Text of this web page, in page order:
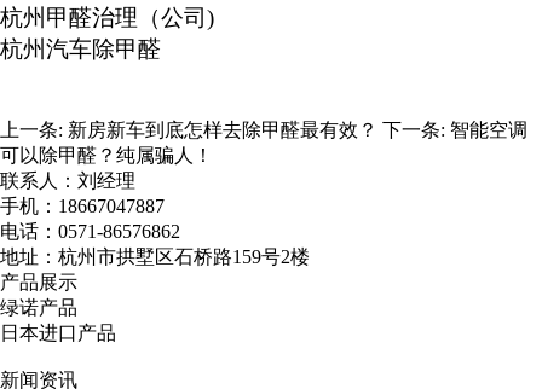
杭州甲醛治理（公司)
杭州汽车除甲醛
上一条: 新房新车到底怎样去除甲醛最有效？ 下一条: 智能空调
可以除甲醛？纯属骗人！
联系人：刘经理
手机：18667047887
电话：0571-86576862
地址：杭州市拱墅区石桥路159号2楼
产品展示
绿诺产品
日本进口产品
新闻资讯